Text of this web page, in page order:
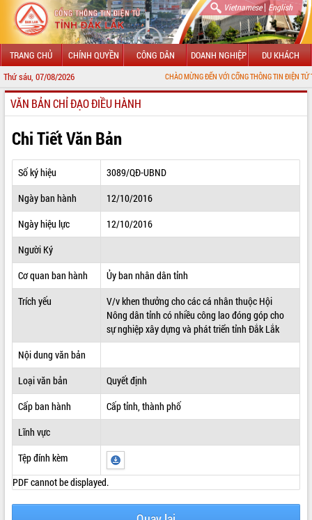
Vietnamese| English
TRANG CHỦ CHÍNH QUYỀN CÔNG DÂN DOANH NGHIỆP DU KHÁCH
Thứ sáu, 07/08/2026 CHÀO MỪNG ĐẾN VỚI CỔNG THÔNG TIN ĐIỆN TỬ TỈNH ĐẮK LẮK
GIỚI THIỆU
LÃNH ĐẠO UBND TỈNH
TIN TỨC SỰ KIỆN
SỞ, BAN, NGÀNH
THÔNG TIN CHỈ ĐẠO ĐIỀU HÀNH
HỆ THỐNG VĂN BẢN
VĂN BẢN HĐND TỈNH
QUY HOẠCH - KẾ HOẠCH
VĂN BẢN CHỈ ĐẠO ĐIỀU HÀNH
Chi Tiết Văn Bản
Số ký hiệu
3089/QĐ-UBND
Ngày ban hành
12/10/2016
Ngày hiệu lực
12/10/2016
Người Ký
Cơ quan ban hành
Ủy ban nhân dân tỉnh
Trích yếu
V/v khen thưởng cho các cá nhân thuộc Hội
Nông dân tỉnh có nhiều công lao đóng góp cho
sự nghiệp xây dựng và phát triển tỉnh Đắk Lắk
Nội dung văn bản
Loại văn bản
Quyết định
Cấp ban hành
Cấp tỉnh, thành phố
Lĩnh vực
Tệp đính kèm
PDF cannot be displayed.